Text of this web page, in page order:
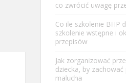
co zwrócić uwagę
Co ile szkolenie BHP
szkolenie wstępne i
przepisów
Jak zorganizować
dziecka, by
malucha